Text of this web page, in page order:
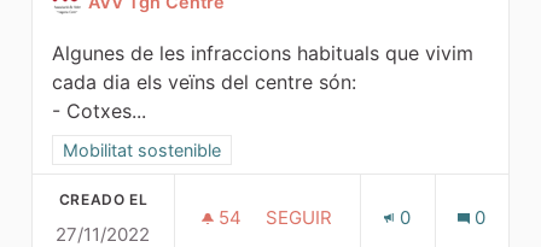
Algunes de les infraccions habituals que vivim
cada dia els veïns del centre són:
- Cotxes...
Resultados al filtrar por la categoría: Mobilitat sostenible
Mobilitat sostenible
CREADO EL
27/11/2022
54 54 SEGUIDORAS
SEGUIR 0 0